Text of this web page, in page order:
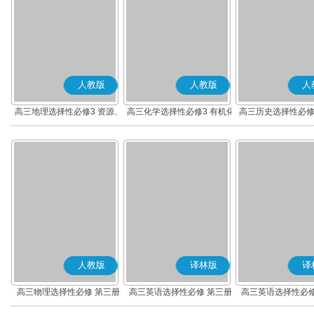
人教版
高三地理选择性必修3 资源、
环境与国家安全
人教版
高三化学选择性必修3 有机化
学基础
人
高三历史选择性必
流与传播(部
人教版
高三物理选择性必修 第三册
译林版
高三英语选择性必修 第三册
译
高三英语选择性必